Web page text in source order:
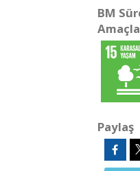
BM
Paylaş